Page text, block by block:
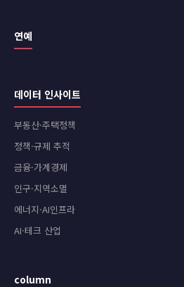
연예
데이터 인사이트
부동산·주택정책
정책·규제 추적
금융·가계경제
인구·지역소멸
에너지·AI인프라
AI·테크 산업
column